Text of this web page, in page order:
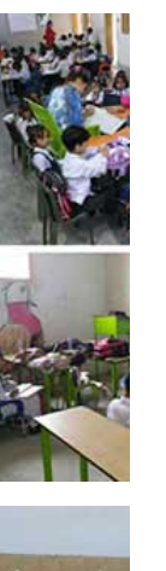
로 2층구조
페인트칠
신축